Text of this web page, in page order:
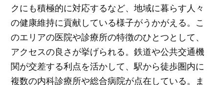
クにも積極的に対応するなど、地域に暮らす人々
の健康維持に貢献している様子がうかがえる。こ
のエリアの医院や診療所の特徴のひとつとして、
アクセスの良さが挙げられる。鉄道や公共交通機
関が交差する利点を活かして、駅から徒歩圏内に
複数の内科診療所や総合病院が点在している。ま